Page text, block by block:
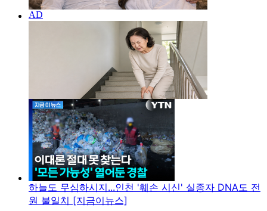
하늘도 무심하시지...인천 '훼손 시신' 실종자 DNA도 전
원 불일치 [지금이뉴스]